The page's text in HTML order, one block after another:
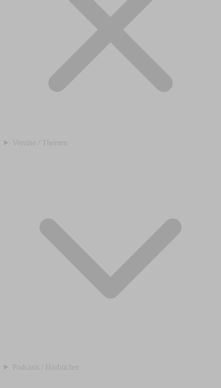
Vereine / Themen
Podcasts / Hörbücher